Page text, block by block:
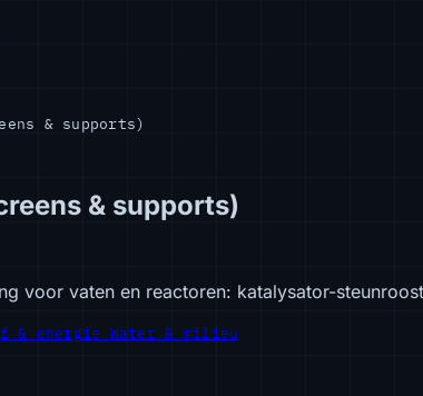
& supports)
& supports)
voor vaten en reactoren: katalysator-
& energie Water & milieu